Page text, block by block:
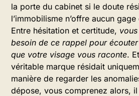
la porte du cabinet si le doute
l’immobilisme n’offre aucun
Entre hésitation et certitude,
besoin de ce rappel pour
que votre visage vous raconte.
véritable marque résidait
manière de regarder les
dépose, vous comprenez alors, il